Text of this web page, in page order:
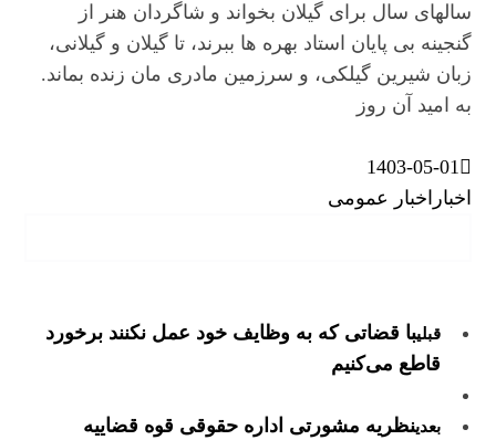
سالهای سال برای گیلان بخواند و شاگردان هنر از
گنجینه بی پایان استاد بهره ها ببرند، تا گیلان و گیلانی،
زبان شیرین گیلکی، و سرزمین مادری مان زنده بماند.
به امید آن روز
1403-05-01
اخبار اخبار عمومی
قبلیبا قضاتی که به وظایف خود عمل نکنند برخورد
قاطع می‌کنیم
بعدینظریه مشورتی اداره حقوقی قوه قضاییه